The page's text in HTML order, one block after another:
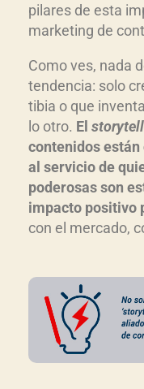
pilares de esta
marketing de
Como ves, nada
tendencia: solo
tibia o que
lo otro. El
contenidos están
al servicio de
poderosas son
impacto positivo
con el mercado,